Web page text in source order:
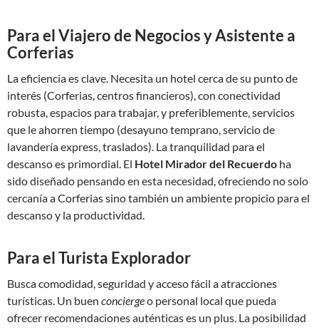
Para el Viajero de Negocios y Asistente a
Corferias
La eficiencia es clave. Necesita un hotel cerca de su punto de
interés (Corferias, centros financieros), con conectividad
robusta, espacios para trabajar, y preferiblemente, servicios
que le ahorren tiempo (desayuno temprano, servicio de
lavandería express, traslados). La tranquilidad para el
descanso es primordial. El Hotel Mirador del Recuerdo ha
sido diseñado pensando en esta necesidad, ofreciendo no solo
cercanía a Corferias sino también un ambiente propicio para el
descanso y la productividad.
Para el Turista Explorador
Busca comodidad, seguridad y acceso fácil a atracciones
turísticas. Un buen conciergeo personal local que pueda
ofrecer recomendaciones auténticas es un plus. La posibilidad